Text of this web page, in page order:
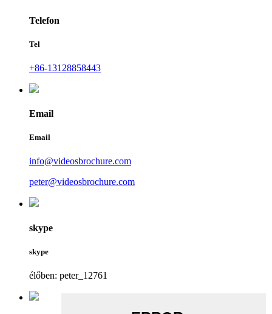
Telefon
Tel
+86-13128858443
Email
Email
info@videosbrochure.com
peter@videosbrochure.com
skype
skype
élőben: peter_12761